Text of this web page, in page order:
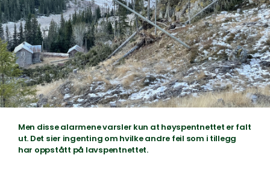
Men disse alarmene varsler kun at høyspentnettet er falt
ut. Det sier ingenting om hvilke andre feil som i tillegg
har oppstått på lavspentnettet.